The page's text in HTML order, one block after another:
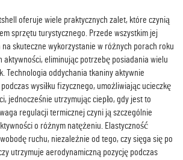
oferuje wiele praktycznych zalet, które czynią
sprzętu turystycznego. Przede wszystkim jej
skuteczne wykorzystanie w różnych porach roku
aktywności, eliminując potrzebę posiadania wielu
Technologia oddychania tkaniny aktywnie
wysiłku fizycznego, umożliwiając ucieczkę
jednocześnie utrzymując ciepło, gdy jest to
regulacji termicznej czyni ją szczególnie
o różnym natężeniu. Elastyczność
ruchu, niezależnie od tego, czy sięga się po
utrzymuje aerodynamiczną pozycję podczas